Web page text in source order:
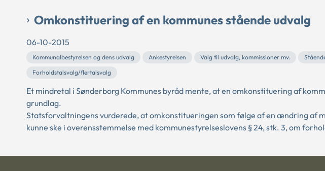
Omkonstituering af en kommunes stående udvalg
06-10-2015
Kommunalbestyrelsen og dens udvalg Ankestyrelsen Valg til udvalg, kommissioner mv.
Forholdstalsvalg/flertalsvalg
Et mindretal i Sønderborg Kommunes byråd mente, at en omkonstituering af
grundlag.
Statsforvaltningens vurderede, at omkonstitueringen som følge af en ændring af
kunne ske i overensstemmelse med kommunestyrelseslovens § 24, stk. 3, om